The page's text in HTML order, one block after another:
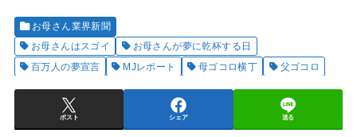
お母さん業界新聞
お母さんはスゴイ
お母さんが夢に乾杯する日
百万人の夢宣言
MJレポート 母ゴコロ横丁 父ゴコロ
ポスト シェア 送る